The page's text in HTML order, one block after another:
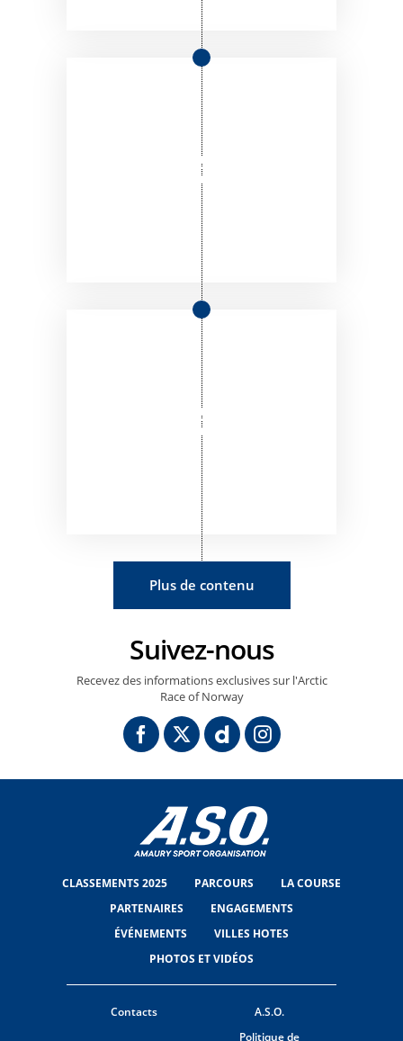
Plus de contenu
Suivez-nous
Recevez des informations exclusives sur l'Arctic
Race of Norway
CLASSEMENTS 2025 PARCOURS
LA COURSE
PARTENAIRES
ENGAGEMENTS
ÉVÉNEMENTS
VILLES HOTES
PHOTOS ET VIDÉOS
Contacts A.S.O.
Politique de